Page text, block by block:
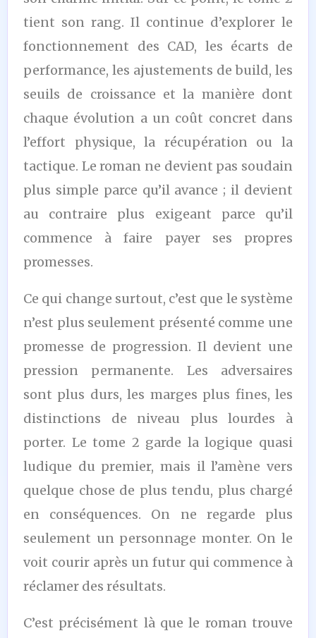
tient son rang. Il continue d’explorer le
fonctionnement des CAD, les écarts de
performance, les ajustements de build, les
seuils de croissance et la manière dont
chaque évolution a un coût concret dans
l’effort physique, la récupération ou la
tactique. Le roman ne devient pas soudain
plus simple parce qu’il avance ; il devient
au contraire plus exigeant parce qu’il
commence à faire payer ses propres
promesses.
Ce qui change surtout, c’est que le système
n’est plus seulement présenté comme une
promesse de progression. Il devient une
pression permanente. Les adversaires
sont plus durs, les marges plus fines, les
distinctions de niveau plus lourdes à
porter. Le tome 2 garde la logique quasi
ludique du premier, mais il l’amène vers
quelque chose de plus tendu, plus chargé
en conséquences. On ne regarde plus
seulement un personnage monter. On le
voit courir après un futur qui commence à
réclamer des résultats.
C’est précisément là que le roman trouve